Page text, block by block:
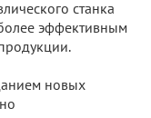
станка
эффективным
новых